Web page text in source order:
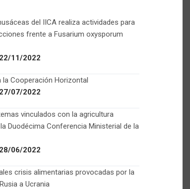
del IICA realiza actividades para
frente a Fusarium oxysporum
22/11/2022
la Cooperación Horizontal
27/07/2022
vinculados con la agricultura
Duodécima Conferencia Ministerial de la
28/06/2022
crisis alimentarias provocadas por la
a Ucrania